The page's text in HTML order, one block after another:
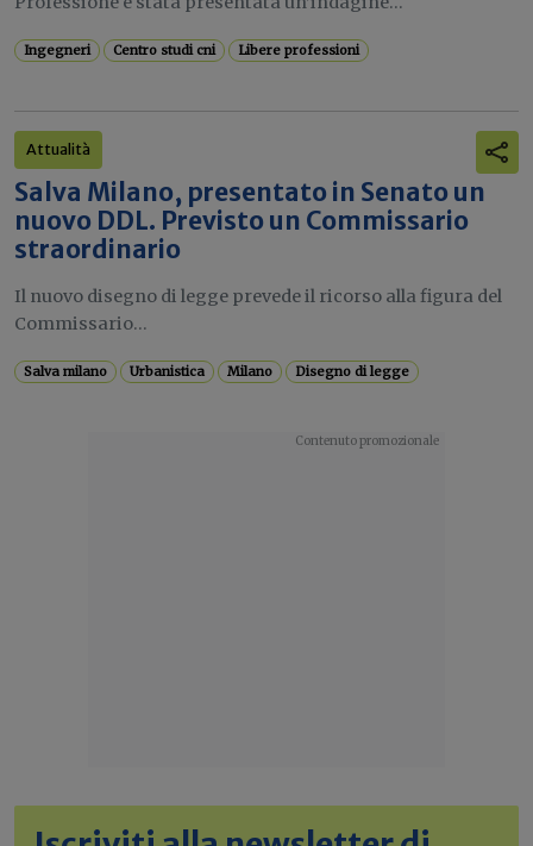
Ingegneri Centro studi cni Libere professioni
Attualità
Salva Milano, presentato in Senato un
nuovo DDL. Previsto un Commissario
straordinario
Il nuovo disegno di legge prevede il ricorso alla figura del
Commissario...
Salva milano Urbanistica Milano Disegno di legge